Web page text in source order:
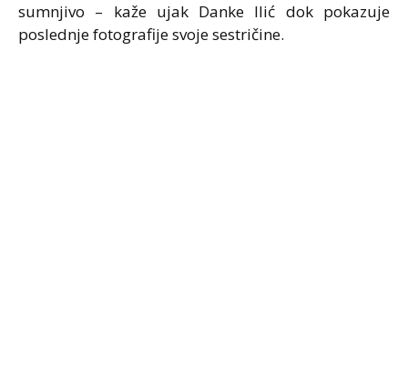
sumnjivo – kaže ujak Danke Ilić dok pokazuje
poslednje fotografije svoje sestričine.